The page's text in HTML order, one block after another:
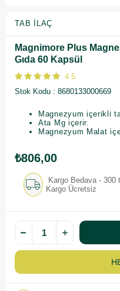
TAB İLAÇ
Magnimore Plus
Gıda 60 Kapsül
4.5
Stok Kodu
8680133000669
Magnezyum içerikli
Ata Mg içerir.
Magnezyum Malat
₺806,00
Kargo Bedava - 300
Kargo Ücretsiz